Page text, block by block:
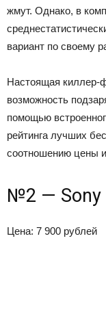
жмут. Однако, в
вариант по своему
Настоящая киллер-
возможность
помощью
рейтинга лучших
соотношению цены
№2 — Sony
Цена: 7 900 рублей